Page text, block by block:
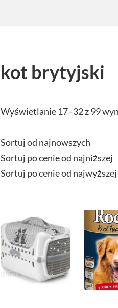
kot brytyjski
Wyświetlanie 17–32 z 99
Sortuj od najnowszych
Sortuj po cenie od najniższej
Sortuj po cenie od najwyższej